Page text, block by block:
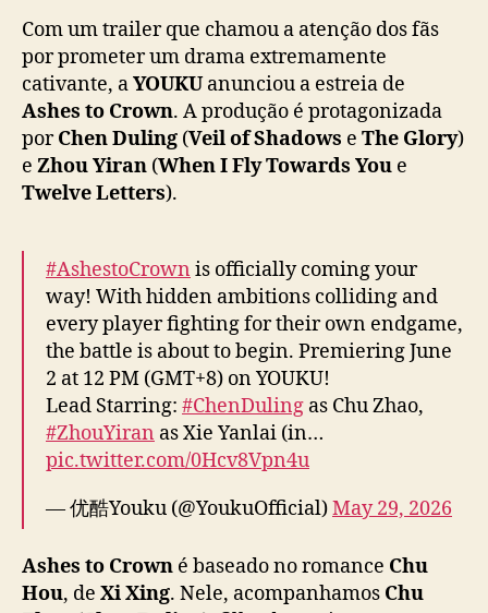
t
r
e
a
d
e
h
e
s
o
r
”
o
m
Com um trailer que chamou a atenção dos fãs
por prometer um drama extremamente
cativante, aYOUKUanunciou a estreia de
Ashes to Crown. A produção é protagonizada
porChen Duling (Veil of Shadows e The Glory)
e Zhou Yiran (When I Fly Towards You e
Twelve Letters).
#AshestoCrown is officially coming your
way! With hidden ambitions colliding and
every player fighting for their own endgame,
the battle is about to begin. Premiering June
2 at 12 PM (GMT+8) on YOUKU!
Lead Starring: #ChenDuling as Chu Zhao,
#ZhouYiran as Xie Yanlai (in…
pic.twitter.com/0Hcv8Vpn4u
— 优酷Youku (@YoukuOfficial)May 29, 2026
Ashes to Crown é baseado no romance Chu
Hou, de Xi Xing. Nele, acompanhamos Chu